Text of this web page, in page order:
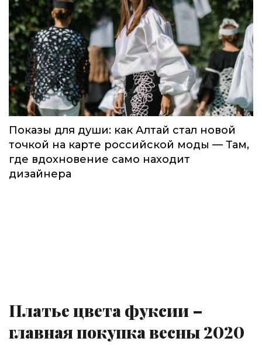
Показы для души: как Алтай стал новой
точкой на карте российской моды — Там,
где вдохновение само находит
дизайнера
Платье цвета фуксии –
главная покупка весны 2020